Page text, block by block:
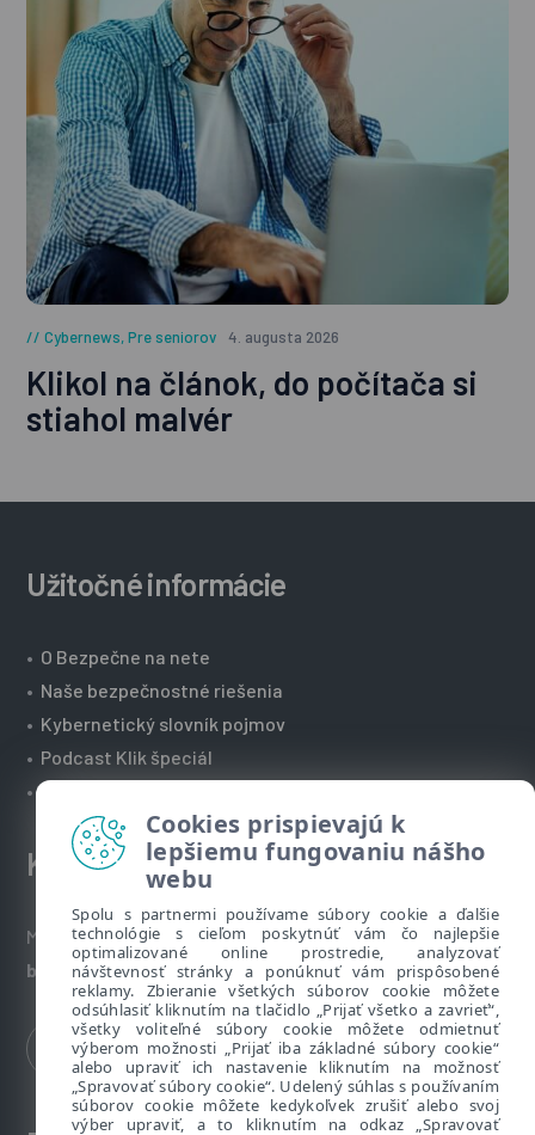
Cybernews,Pre seniorov 4. augusta 2026
Klikol na článok, do počítača si
stiahol malvér
Užitočné informácie
• O Bezpečne na nete
• Naše bezpečnostné riešenia
• Kybernetický slovník pojmov
• Podcast Klik špeciál
•Technická podpora spoločnosti ESET
Kontakt
Máte nezodpovedané otázky? Napíšte nám:
bezpecnenanete@eset.sk
Cookies prispievajú k
lepšiemu fungovaniu nášho
webu
Spolu s partnermi používame súbory cookie a ďalšie
technológie s cieľom poskytnúť vám čo najlepšie
optimalizované online prostredie, analyzovať
návštevnosť stránky a ponúknuť vám prispôsobené
reklamy. Zbieranie všetkých súborov cookie môžete
odsúhlasiť kliknutím na tlačidlo „Prijať všetko a zavrieť“,
všetky voliteľné súbory cookie môžete odmietnuť
výberom možnosti „Prijať iba základné súbory cookie“
alebo upraviť ich nastavenie kliknutím na možnosť
„Spravovať súbory cookie“. Udelený súhlas s používaním
súborov cookie môžete kedykoľvek zrušiť alebo svoj
výber upraviť, a to kliknutím na odkaz „Spravovať